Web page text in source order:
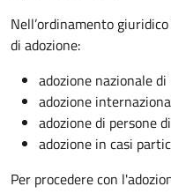
Nell’ordinamento
di adozione:
adozione nazionale
adozione
adozione di persone
adozione in casi
Per procedere con